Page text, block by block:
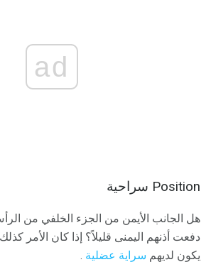
ad
Position سراحية
هل الجانب الأيمن من الجزء الخلفي من
دفعت أذنهم اليمنى قليلاً؟ إذا كان الأمر
يكون لديهم سراية عضلية .